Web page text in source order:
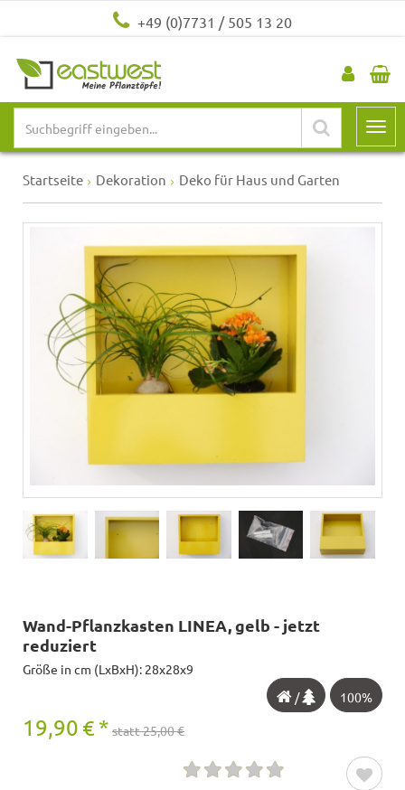
+49 (0)7731 / 505 13 20
Startseite Dekoration Deko für Haus und Garten
Wand-Pflanzkasten LINEA, gelb - jetzt
reduziert
Größe in cm (LxBxH): 28x28x9
100%
/
19,90 € * statt 25,00 €